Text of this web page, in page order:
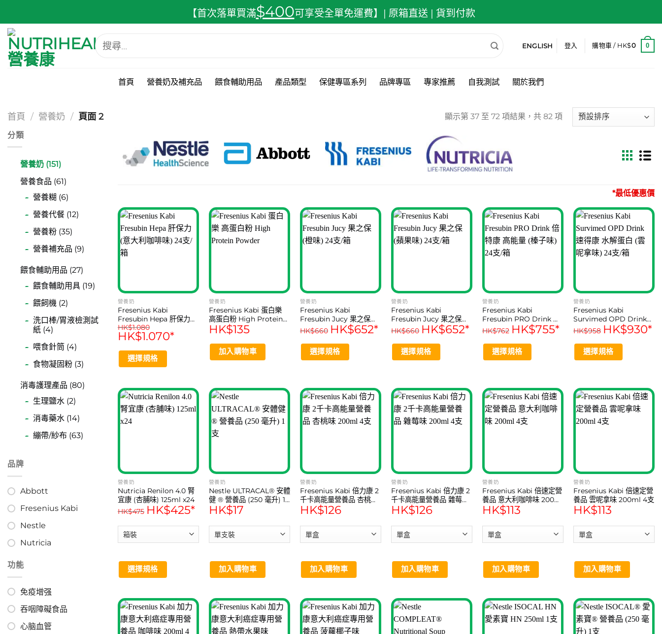
【首次落單買滿$400可享受全單免運費】| 原箱直送 | 貨到付款
搜
尋
ENGLISH 登入 購物車 / HK$0 0
首頁 營養奶及補充品 餵食輔助用品 產品類型 保健專區系列 品牌專區 專家推薦 自我測試 關於我們
首頁 / 營養奶 / 頁面 2 顯示第 37 至 72 項結果，共 82 項
分類
營養奶 (151)
營養食品 (61)
營養糊 (6)
營養代餐 (12)
營養粉 (35)
營養補充品 (9)
餵食輔助用品 (27)
餵食輔助用具 (19)
餵飼機 (2)
洗口棒/胃液檢測試
紙 (4)
喂食針筒 (4)
食物凝固粉 (3)
消毒護理產品 (80)
生理鹽水 (2)
消毒藥水 (14)
繃帶/紗布 (63)
品牌
Abbott
Fresenius Kabi
Nestle
Nutricia
功能
免疫增强
吞咽障礙食品
心脑血管
*最低優惠價
營養奶
Fresenius Kabi
Fresubin Hepa 肝保力
(意大利咖啡味) 24支/箱
HK$1.080
HK$1.070*
選擇規格
has
multiple
variants.
chosen
on
the
product
營養奶
Fresenius Kabi 蛋白樂
高蛋白粉 High Protein
Powder
HK$135
加入購物車
營養奶
Fresenius Kabi
Fresubin Jucy 果之保
(橙味) 24支/箱
HK$660 HK$652*
選擇規格
has
multiple
variants.
The
chosen
on
the
product
page
營養奶
Fresenius Kabi
Fresubin Jucy 果之保
(蘋果味) 24支/箱
HK$660 HK$652*
選擇規格
has
multiple
variants.
The
chosen
on
the
product
page
營養奶
Fresenius Kabi
Fresubin PRO Drink 倍
特康 高能量 (榛子味) 24
支/箱
HK$762 HK$755*
選擇規格
has
multiple
variants.
The
chosen
on
the
product
page
營養奶
Fresenius Kabi
Survimed OPD Drink
速得康 水解蛋白 (雲呢拿
味) 24支/箱
HK$958 HK$930*
選擇規格
has
multiple
variants.
The
chosen
on
the
product
page
營養奶
Nutricia Renilon 4.0 腎
宜康 (杏脯味) 125ml x24
HK$475 HK$425*
選擇規格
has
multiple
variants.
營養奶
Nestle ULTRACAL® 安體
健 ® 營養品 (250 毫升) 1
支
HK$17
加入購物車
營養奶
Fresenius Kabi 倍力康 2
千卡高能量營養品 杏桃味
200ml 4支
HK$126
加入購物車
營養奶
Fresenius Kabi 倍力康 2
千卡高能量營養品 雜莓味
200ml 4支
HK$126
加入購物車
營養奶
Fresenius Kabi 倍速定營
養品 意大利咖啡味 200ml
4支
HK$113
加入購物車
營養奶
Fresenius Kabi 倍速定營
養品 雲呢拿味 200ml 4支
HK$113
加入購物車